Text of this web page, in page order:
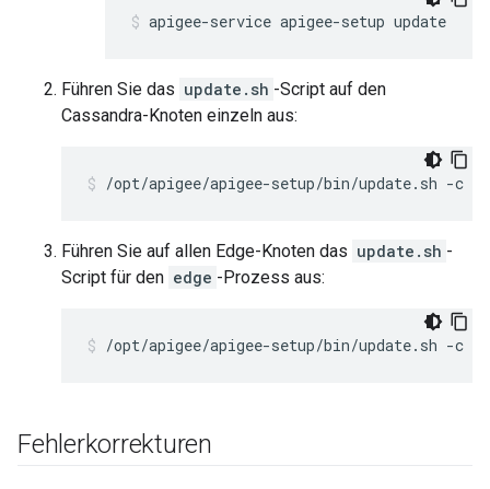
apigee-service apigee-setup update
Führen Sie das update.sh -Script auf den
Cassandra-Knoten einzeln aus:
/opt/apigee/apigee-setup/bin/update.sh -c
Führen Sie auf allen Edge-Knoten das update.sh -
Script für den edge -Prozess aus:
/opt/apigee/apigee-setup/bin/update.sh -c
Fehlerkorrekturen